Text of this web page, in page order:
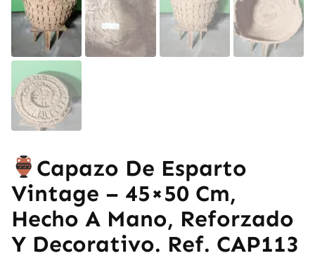
Capazo De Esparto
Vintage – 45×50 Cm,
Hecho A Mano, Reforzado
Y Decorativo. Ref. CAP113